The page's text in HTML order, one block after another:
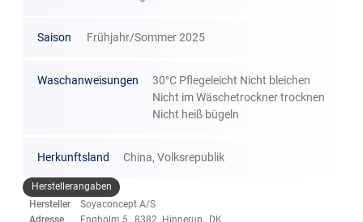
Saison Frühjahr/Sommer 2025
Waschanweisungen
30°C Pflegeleicht Nicht bleichen
Nicht im Wäschetrockner trocknen
Nicht heiß bügeln
Herkunftsland China, Volksrepublik
Herstellerangaben
Hersteller
Soyaconcept A/S
Adresse
Engholm 5, 8382 Hinnerup, DK